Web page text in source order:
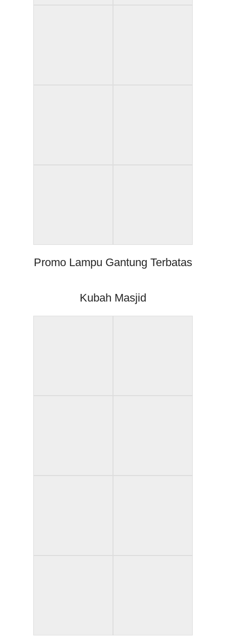
Promo Lampu Gantung Terbatas
Kubah Masjid